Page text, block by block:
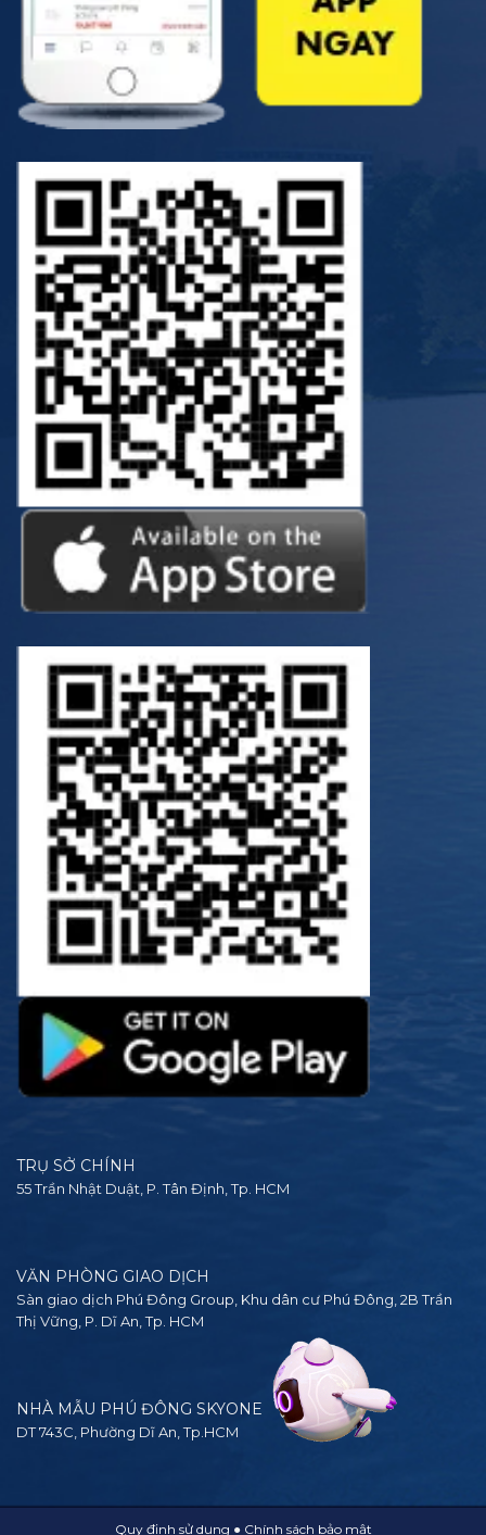
TRỤ SỞ CHÍNH
55 Trần Nhật Duật, P. Tân Định, Tp. HCM
VĂN PHÒNG GIAO DỊCH
Sàn giao dịch Phú Đông Group, Khu dân cư Phú Đông, 2B Trần
Thị Vững, P. Dĩ An, Tp. HCM
NHÀ MẪU PHÚ ĐÔNG SKYONE
DT 743C, Phường Dĩ An, Tp.HCM
Quy định sử dụng ● Chính sách bảo mật